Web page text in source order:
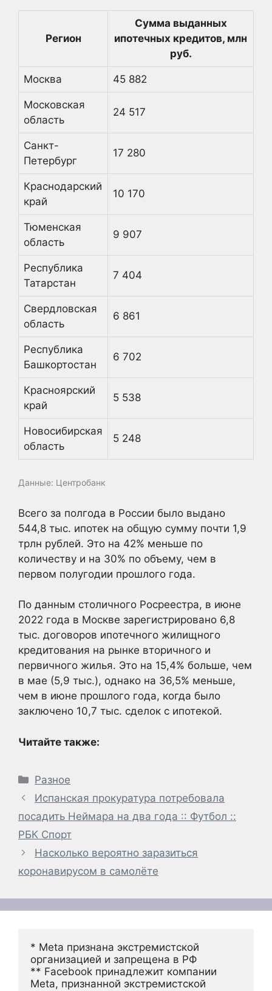
Регион
Сумма выданных
ипотечных кредитов, млн
руб.
Москва 45 882
Московская
область
24 517
Санкт-
Петербург
17 280
Краснодарский
край
10 170
Тюменская
область
9 907
Республика
Татарстан
7 404
Свердловская
область
6 861
Республика
Башкортостан
6 702
Красноярский
край
5 538
Новосибирская
область
5 248
Данные: Центробанк
Всего за полгода в России было выдано
544,8 тыс. ипотек на общую сумму почти 1,9
трлн рублей. Это на 42% меньше по
количеству и на 30% по объему, чем в
первом полугодии прошлого года.
По данным столичного Росреестра, в июне
2022 года в Москве зарегистрировано 6,8
тыс. договоров ипотечного жилищного
кредитования на рынке вторичного и
первичного жилья. Это на 15,4% больше, чем
в мае (5,9 тыс.), однако на 36,5% меньше,
чем в июне прошлого года, когда было
заключено 10,7 тыс. сделок с ипотекой.
Читайте также:
Рубрики
Разное
Испанская прокуратура потребовала
посадить Неймара на два года :: Футбол ::
РБК Спорт
Насколько вероятно заразиться
коронавирусом в самолёте
* Meta признана экстремистской
организацией и запрещена в РФ
** Facebook принадлежит компании
Meta, признанной экстремистской